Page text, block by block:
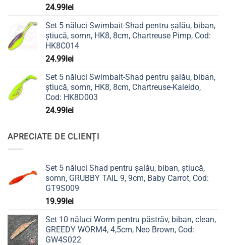
24.99 lei
Set 5 năluci Swimbait-Shad pentru șalău, biban,
știucă, somn, HK8, 8cm, Chartreuse Pimp, Cod:
HK8C014
24.99 lei
Set 5 năluci Swimbait-Shad pentru șalău, biban,
știucă, somn, HK8, 8cm, Chartreuse-Kaleido,
Cod: HK8D003
24.99 lei
APRECIATE DE CLIENȚI
Set 5 năluci Shad pentru șalău, biban, știucă,
somn, GRUBBY TAIL 9, 9cm, Baby Carrot, Cod:
GT9S009
19.99lei
Set 10 năluci Worm pentru păstrăv, biban, clean,
GREEDY WORM4, 4,5cm, Neo Brown, Cod:
GW4S022